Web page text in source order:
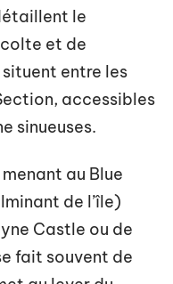
le
et de
entre les
accessibles
sinueuses.
au Blue
de l’île)
Castle ou de
fait souvent de